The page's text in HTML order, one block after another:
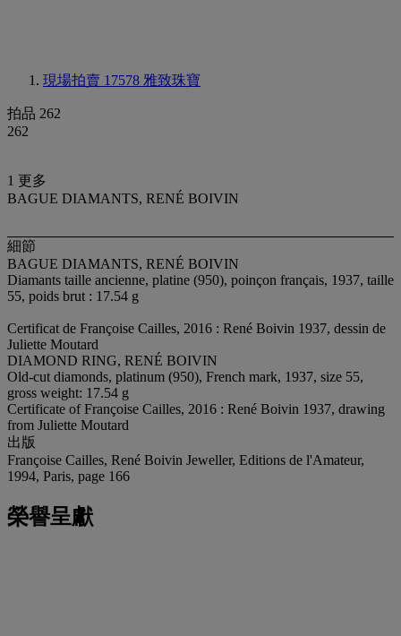
現場拍賣 17578 雅致珠寶
拍品 262
262
1 更多
BAGUE DIAMANTS, RENÉ BOIVIN
細節
BAGUE DIAMANTS, RENÉ BOIVIN
Diamants taille ancienne, platine (950), poinçon français, 1937, taille
55, poids brut : 17.54 g
Certificat de Françoise Cailles, 2016 : René Boivin 1937, dessin de
Juliette Moutard
DIAMOND RING, RENÉ BOIVIN
Old-cut diamonds, platinum (950), French mark, 1937, size 55,
gross weight: 17.54 g
Certificate of Françoise Cailles, 2016 : René Boivin 1937, drawing
from Juliette Moutard
出版
Françoise Cailles, René Boivin Jeweller, Editions de l'Amateur,
1994, Paris, page 166
榮譽呈獻